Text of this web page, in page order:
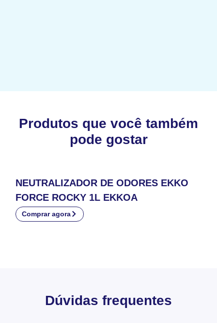
Produtos que você também
pode gostar
NEUTRALIZADOR DE ODORES EKKO
FORCE ROCKY 1L EKKOA
Comprar agora
Dúvidas frequentes